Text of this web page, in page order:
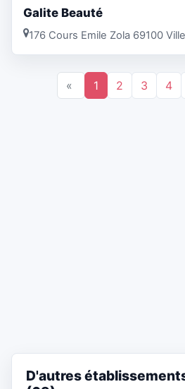
Galite Beauté
176 Cours Emile Zola 69100
« 1 2 3 4
D'autres